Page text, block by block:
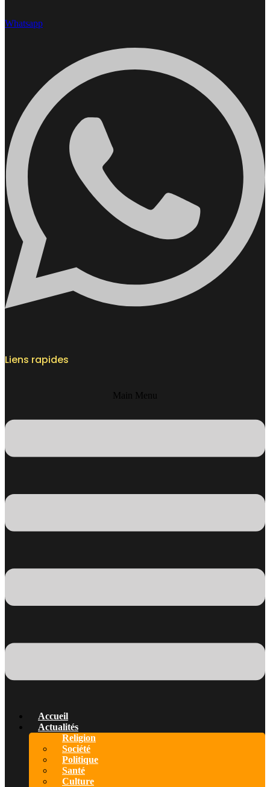
Whatsapp
Liens rapides
Main Menu
Accueil
Actualités
Religion
Société
Politique
Santé
Culture